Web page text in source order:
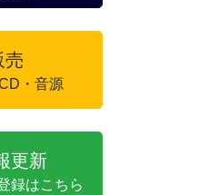
売
・音源
更新
録はこちら